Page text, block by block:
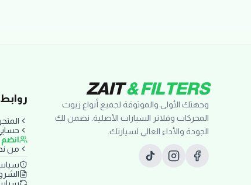
ZAIT& FILTERS
وجهتك الأولى والموثوقة لجميع أنواع زيوت
المحركات وفلاتر السيارات الأصلية. نضمن لك
الجودة والأداء العالي لسيارتك.
المتجر
من